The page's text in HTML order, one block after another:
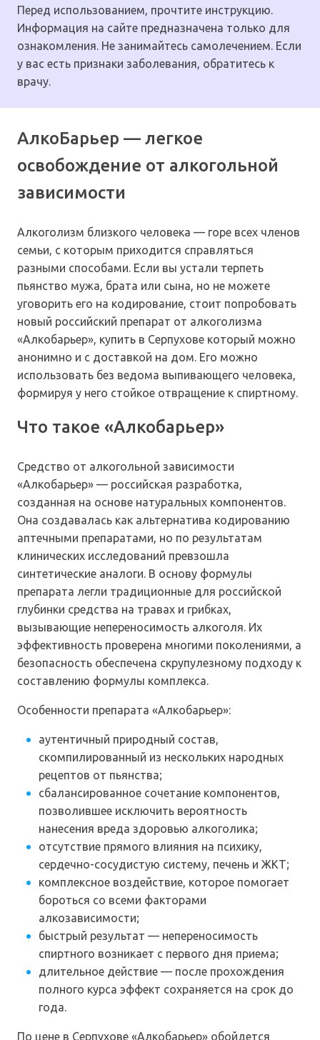
Перед использованием, прочтите инструкцию.
Информация на сайте предназначена только для
ознакомления. Не занимайтесь самолечением. Если
у вас есть признаки заболевания, обратитесь к
врачу.
АлкоБарьер — легкое
освобождение от алкогольной
зависимости
Алкоголизм близкого человека — горе всех членов
семьи, с которым приходится справляться
разными способами. Если вы устали терпеть
пьянство мужа, брата или сына, но не можете
уговорить его на кодирование, стоит попробовать
новый российский препарат от алкоголизма
«Алкобарьер», купить в Серпухове который можно
анонимно и с доставкой на дом. Его можно
использовать без ведома выпивающего человека,
формируя у него стойкое отвращение к спиртному.
Что такое «Алкобарьер»
Средство от алкогольной зависимости
«Алкобарьер» — российская разработка,
созданная на основе натуральных компонентов.
Она создавалась как альтернатива кодированию
аптечными препаратами, но по результатам
клинических исследований превзошла
синтетические аналоги. В основу формулы
препарата легли традиционные для российской
глубинки средства на травах и грибках,
вызывающие непереносимость алкоголя. Их
эффективность проверена многими поколениями, а
безопасность обеспечена скрупулезному подходу к
составлению формулы комплекса.
Особенности препарата «Алкобарьер»:
аутентичный природный состав,
скомпилированный из нескольких народных
рецептов от пьянства;
сбалансированное сочетание компонентов,
позволившее исключить вероятность
нанесения вреда здоровью алкоголика;
отсутствие прямого влияния на психику,
сердечно-сосудистую систему, печень и ЖКТ;
комплексное воздействие, которое помогает
бороться со всеми факторами
алкозависимости;
быстрый результат — непереносимость
спиртного возникает с первого дня приема;
длительное действие — после прохождения
полного курса эффект сохраняется на срок до
года.
По цене в Серпухове «Алкобарьер» обойдется